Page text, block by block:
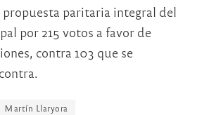
propuesta paritaria integral del
por 215 votos a favor de
contra 103 que se
Martín Llaryora